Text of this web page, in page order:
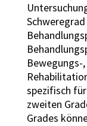
Bewegungs-
spezifisch
zweiten
Grades